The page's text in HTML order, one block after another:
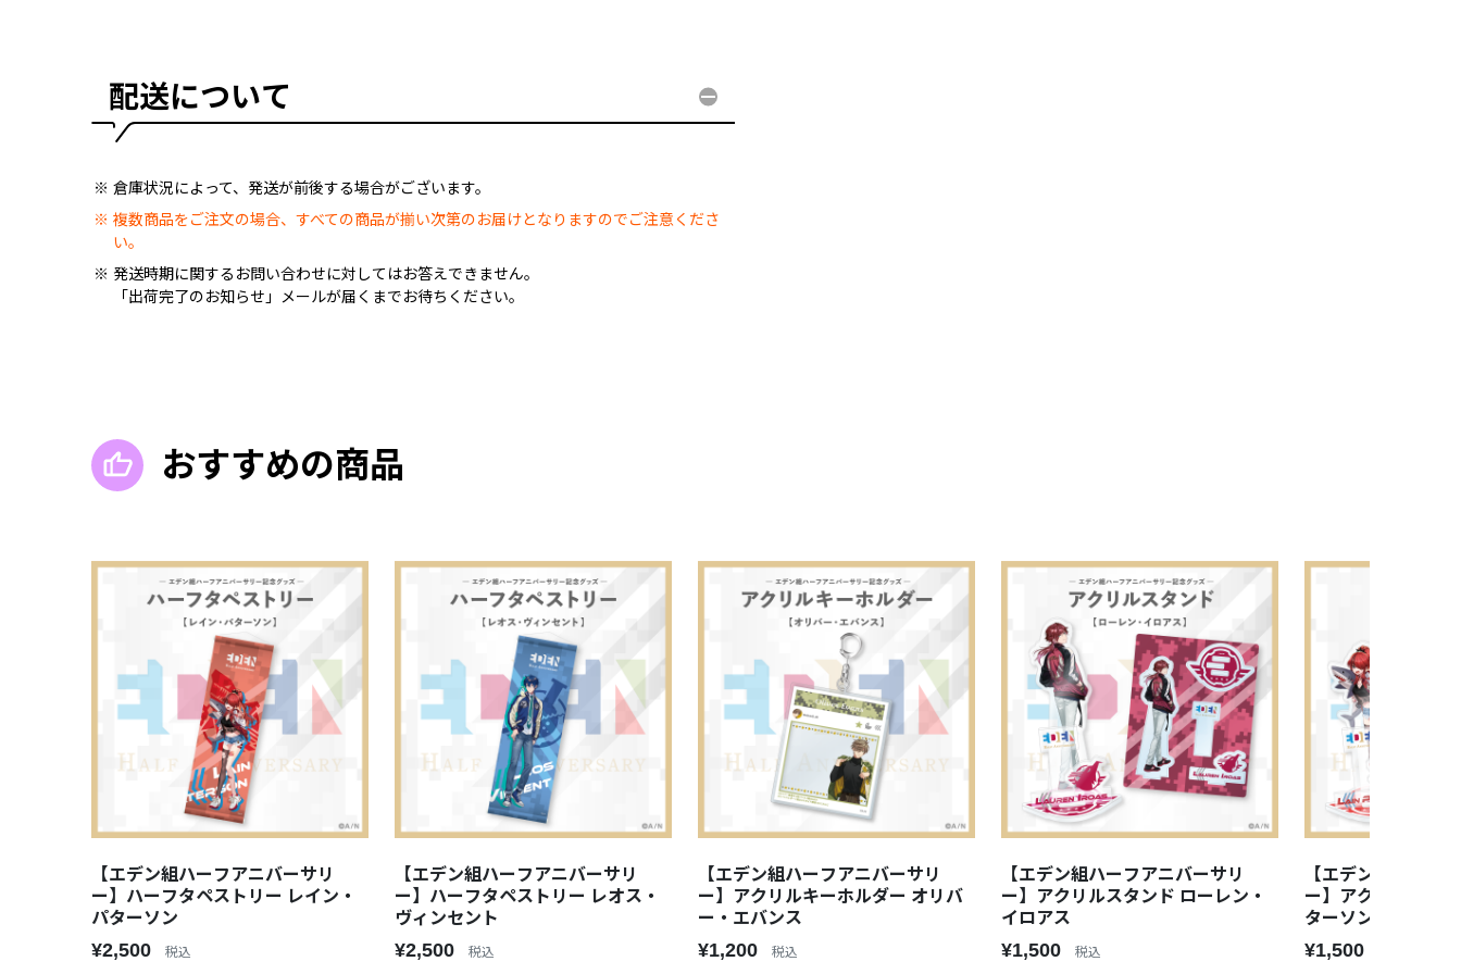
配送について
倉庫状況によって、発送が前後する場合がございます。
複数商品をご注文の場合、すべての商品が揃い次第のお届けとなりますのでご注意くださ
い。
発送時期に関するお問い合わせに対してはお答えできません。
「出荷完了のお知らせ」メールが届くまでお待ちください。
おすすめの商品
【エデン組ハーフアニバーサリ
ー】ハーフタペストリー レイン・
パターソン
¥2,500 税込
【エデン組ハーフアニバーサリ
ー】ハーフタペストリー レオス・
ヴィンセント
¥2,500 税込
【エデン組ハーフアニバーサリ
ー】アクリルキーホルダー オリバ
ー・エバンス
¥1,200 税込
【エデン組ハーフアニバーサリ
ー】アクリルスタンド ローレン・
イロアス
¥1,500 税込
【エデン組ハーフ
ー】アクリルスタ
ターソン
¥1,500